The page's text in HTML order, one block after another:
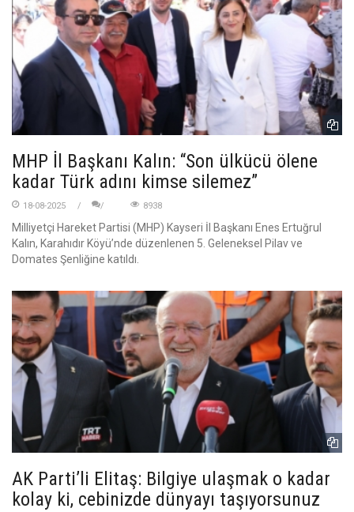
MHP İl Başkanı Kalın: “Son ülkücü ölene
kadar Türk adını kimse silemez”
18-08-2025 8938
Milliyetçi Hareket Partisi (MHP) Kayseri İl Başkanı Enes Ertuğrul
Kalın, Karahıdır Köyü’nde düzenlenen 5. Geleneksel Pilav ve
Domates Şenliğine katıldı.
AK Parti’li Elitaş: Bilgiye ulaşmak o kadar
kolay ki, cebinizde dünyayı taşıyorsunuz